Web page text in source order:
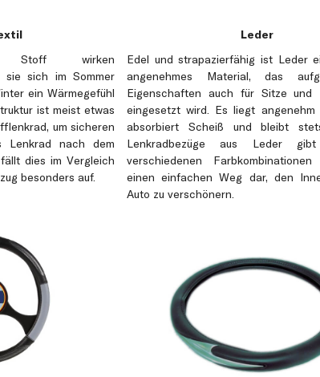
Stoff wirken
sie sich im Sommer
ein Wärmegefühl
ist meist etwas
um sicheren
nach dem
dies im Vergleich
besonders auf.
Leder
Edel und strapazierfähig ist Leder
angenehmes Material, das
Eigenschaften auch für Sitze und
eingesetzt wird. Es liegt
absorbiert Scheiß und bleibt
Lenkradbezüge aus Leder
verschiedenen
einen einfachen Weg dar, den
Auto zu verschönern.